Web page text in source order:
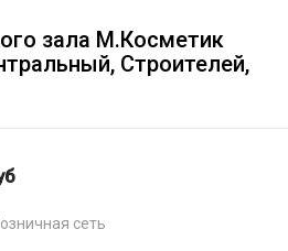
зала М.Косметик
Строителей,
сеть